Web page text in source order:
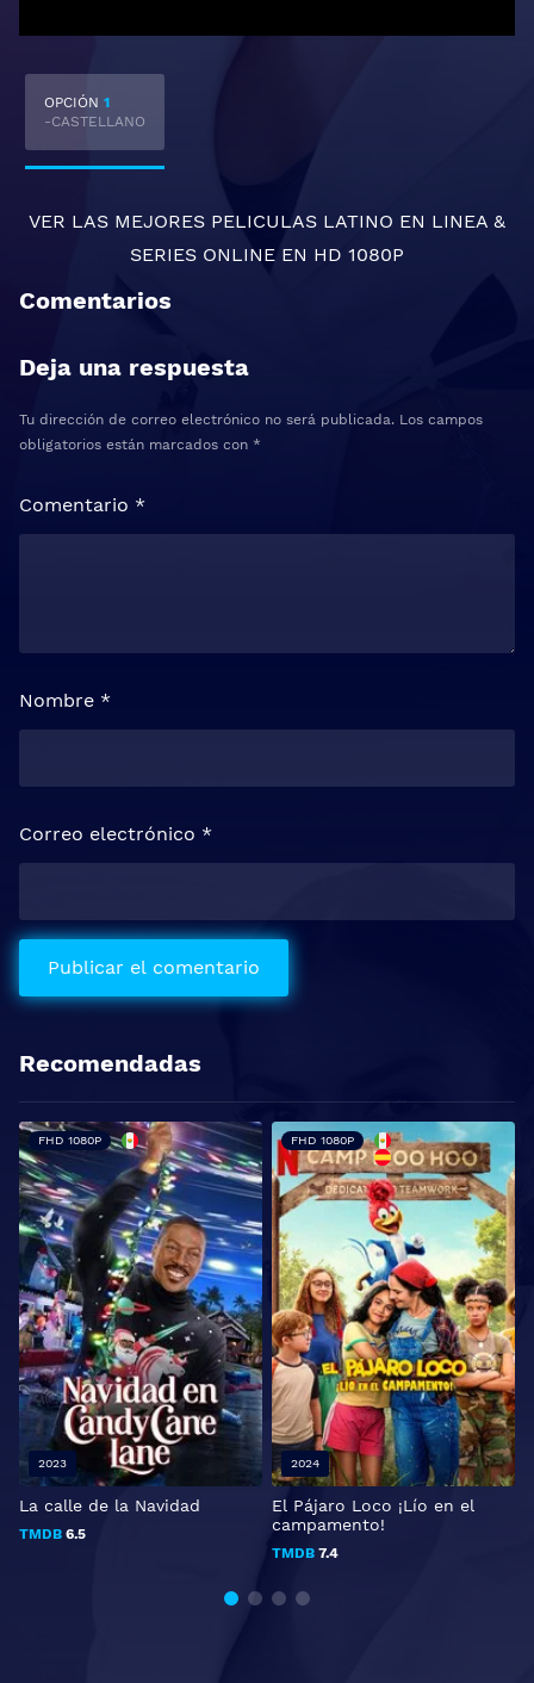
OPCIÓN 1
-CASTELLANO
VER LAS MEJORES PELICULAS LATINO EN LINEA &
SERIES ONLINE EN HD 1080P
Comentarios
Deja una respuesta
Tu dirección de correo electrónico no será publicada. Los campos
obligatorios están marcados con *
Comentario *
Nombre *
Correo electrónico *
Recomendadas
La calle de la Navidad
TMDB 6.5
FHD 1080P
2023
El Pájaro Loco ¡Lío en el
campamento!
TMDB 7.4
FHD 1080P
2024